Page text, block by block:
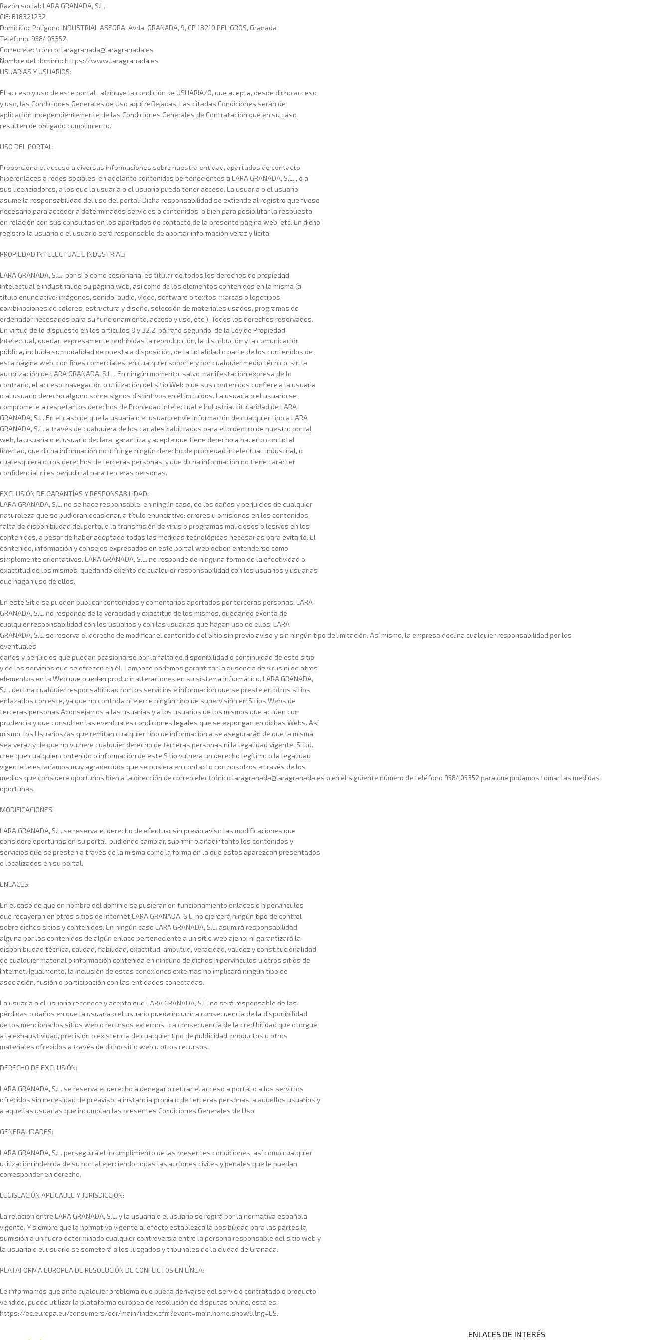
Razón social: LARA GRANADA, S.L.
CIF: B18321232
Domicilio:: Polígono INDUSTRIAL ASEGRA, Avda. GRANADA, 9, CP 18210 PELIGROS, Granada
Teléfono: 958405352
Correo electrónico: laragranada@laragranada.es
Nombre del dominio: https://www.laragranada.es
USUARIAS Y USUARIOS:
El acceso y uso de este portal , atribuye la condición de USUARIA/O, que acepta, desde dicho acceso
y uso, las Condiciones Generales de Uso aquí reflejadas. Las citadas Condiciones serán de
aplicación independientemente de las Condiciones Generales de Contratación que en su caso
resulten de obligado cumplimiento.
USO DEL PORTAL:
Proporciona el acceso a diversas informaciones sobre nuestra entidad, apartados de contacto,
hiperenlaces a redes sociales, en adelante contenidos pertenecientes a LARA GRANADA, S.L. , o a
sus licenciadores, a los que la usuaria o el usuario pueda tener acceso. La usuaria o el usuario
asume la responsabilidad del uso del portal. Dicha responsabilidad se extiende al registro que fuese
necesario para acceder a determinados servicios o contenidos, o bien para posibilitar la respuesta
en relación con sus consultas en los apartados de contacto de la presente página web, etc. En dicho
registro la usuaria o el usuario será responsable de aportar información veraz y lícita.
PROPIEDAD INTELECTUAL E INDUSTRIAL:
LARA GRANADA, S.L., por sí o como cesionaria, es titular de todos los derechos de propiedad
intelectual e industrial de su página web, así como de los elementos contenidos en la misma (a
título enunciativo: imágenes, sonido, audio, vídeo, software o textos; marcas o logotipos,
combinaciones de colores, estructura y diseño, selección de materiales usados, programas de
ordenador necesarios para su funcionamiento, acceso y uso, etc.). Todos los derechos reservados.
En virtud de lo dispuesto en los artículos 8 y 32.2, párrafo segundo, de la Ley de Propiedad
Intelectual, quedan expresamente prohibidas la reproducción, la distribución y la comunicación
pública, incluida su modalidad de puesta a disposición, de la totalidad o parte de los contenidos de
esta página web, con fines comerciales, en cualquier soporte y por cualquier medio técnico, sin la
autorización de LARA GRANADA, S.L. . En ningún momento, salvo manifestación expresa de lo
contrario, el acceso, navegación o utilización del sitio Web o de sus contenidos confiere a la usuaria
o al usuario derecho alguno sobre signos distintivos en él incluidos. La usuaria o el usuario se
compromete a respetar los derechos de Propiedad Intelectual e Industrial titularidad de LARA
GRANADA, S.L. En el caso de que la usuaria o el usuario envíe información de cualquier tipo a LARA
GRANADA, S.L. a través de cualquiera de los canales habilitados para ello dentro de nuestro portal
web, la usuaria o el usuario declara, garantiza y acepta que tiene derecho a hacerlo con total
libertad, que dicha información no infringe ningún derecho de propiedad intelectual, industrial, o
cualesquiera otros derechos de terceras personas, y que dicha información no tiene carácter
confidencial ni es perjudicial para terceras personas.
EXCLUSIÓN DE GARANTÍAS Y RESPONSABILIDAD:
LARA GRANADA, S.L. no se hace responsable, en ningún caso, de los daños y perjuicios de cualquier
naturaleza que se pudieran ocasionar, a título enunciativo: errores u omisiones en los contenidos,
falta de disponibilidad del portal o la transmisión de virus o programas maliciosos o lesivos en los
contenidos, a pesar de haber adoptado todas las medidas tecnológicas necesarias para evitarlo. El
contenido, información y consejos expresados en este portal web deben entenderse como
simplemente orientativos. LARA GRANADA, S.L. no responde de ninguna forma de la efectividad o
exactitud de los mismos, quedando exento de cualquier responsabilidad con los usuarios y usuarias
que hagan uso de ellos.
En este Sitio se pueden publicar contenidos y comentarios aportados por terceras personas. LARA
GRANADA, S.L. no responde de la veracidad y exactitud de los mismos, quedando exenta de
cualquier responsabilidad con los usuarios y con las usuarias que hagan uso de ellos. LARA
GRANADA, S.L. se reserva el derecho de modificar el contenido del Sitio sin previo aviso y sin ningún tipo de limitación. Así mismo, la empresa declina cualquier responsabilidad por los
eventuales
daños y perjuicios que puedan ocasionarse por la falta de disponibilidad o continuidad de este sitio
y de los servicios que se ofrecen en él. Tampoco podemos garantizar la ausencia de virus ni de otros
elementos en la Web que puedan producir alteraciones en su sistema informático. LARA GRANADA,
S.L. declina cualquier responsabilidad por los servicios e información que se preste en otros sitios
enlazados con este, ya que no controla ni ejerce ningún tipo de supervisión en Sitios Webs de
terceras personas.Aconsejamos a las usuarias y a los usuarios de los mismos que actúen con
prudencia y que consulten las eventuales condiciones legales que se expongan en dichas Webs. Así
mismo, los Usuarios/as que remitan cualquier tipo de información a se asegurarán de que la misma
sea veraz y de que no vulnere cualquier derecho de terceras personas ni la legalidad vigente. Si Ud.
cree que cualquier contenido o información de este Sitio vulnera un derecho legítimo o la legalidad
vigente le estaríamos muy agradecidos que se pusiera en contacto con nosotros a través de los
medios que considere oportunos bien a la dirección de correo electrónico laragranada@laragranada.es o en el siguiente número de teléfono 958405352 para que podamos tomar las medidas
oportunas.
MODIFICACIONES:
LARA GRANADA, S.L. se reserva el derecho de efectuar sin previo aviso las modificaciones que
considere oportunas en su portal, pudiendo cambiar, suprimir o añadir tanto los contenidos y
servicios que se presten a través de la misma como la forma en la que estos aparezcan presentados
o localizados en su portal.
ENLACES:
En el caso de que en nombre del dominio se pusieran en funcionamiento enlaces o hipervínculos
que recayeran en otros sitios de Internet LARA GRANADA, S.L. no ejercerá ningún tipo de control
sobre dichos sitios y contenidos. En ningún caso LARA GRANADA, S.L. asumirá responsabilidad
alguna por los contenidos de algún enlace perteneciente a un sitio web ajeno, ni garantizará la
disponibilidad técnica, calidad, fiabilidad, exactitud, amplitud, veracidad, validez y constitucionalidad
de cualquier material o información contenida en ninguno de dichos hipervínculos u otros sitios de
Internet. Igualmente, la inclusión de estas conexiones externas no implicará ningún tipo de
asociación, fusión o participación con las entidades conectadas.
La usuaria o el usuario reconoce y acepta que LARA GRANADA, S.L. no será responsable de las
pérdidas o daños en que la usuaria o el usuario pueda incurrir a consecuencia de la disponibilidad
de los mencionados sitios web o recursos externos, o a consecuencia de la credibilidad que otorgue
a la exhaustividad, precisión o existencia de cualquier tipo de publicidad, productos u otros
materiales ofrecidos a través de dicho sitio web u otros recursos.
DERECHO DE EXCLUSIÓN:
LARA GRANADA, S.L. se reserva el derecho a denegar o retirar el acceso a portal o a los servicios
ofrecidos sin necesidad de preaviso, a instancia propia o de terceras personas, a aquellos usuarios y
a aquellas usuarias que incumplan las presentes Condiciones Generales de Uso.
GENERALIDADES:
LARA GRANADA, S.L. perseguirá el incumplimiento de las presentes condiciones, así como cualquier
utilización indebida de su portal ejerciendo todas las acciones civiles y penales que le puedan
corresponder en derecho.
LEGISLACIÓN APLICABLE Y JURISDICCIÓN:
La relación entre LARA GRANADA, S.L. y la usuaria o el usuario se regirá por la normativa española
vigente. Y siempre que la normativa vigente al efecto establezca la posibilidad para las partes la
sumisión a un fuero determinado cualquier controversia entre la persona responsable del sitio web y
la usuaria o el usuario se someterá a los Juzgados y tribunales de la ciudad de Granada.
PLATAFORMA EUROPEA DE RESOLUCIÓN DE CONFLICTOS EN LÍNEA:
Le informamos que ante cualquier problema que pueda derivarse del servicio contratado o producto
vendido, puede utilizar la plataforma europea de resolución de disputas online, esta es:
https://ec.europa.eu/consumers/odr/main/index.cfm?event=main.home.show&lng=ES.
ENLACES DE INTERÉS